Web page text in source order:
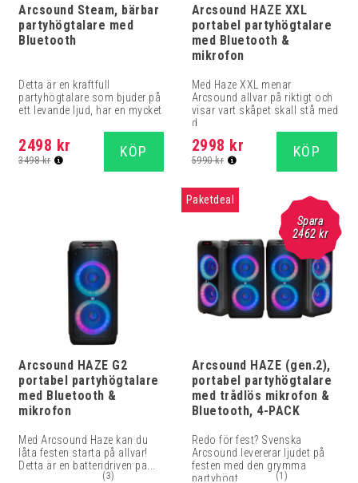
Arcsound Steam, bärbar
partyhögtalare med
Bluetooth
Detta är en kraftfull
partyhögtalare som bjuder på
ett levande ljud, har en mycket
2498 kr
3498 kr
KÖP
Arcsound HAZE XXL
portabel partyhögtalare
med Bluetooth &
mikrofon
Med Haze XXL menar
Arcsound allvar på riktigt och
visar vart skåpet skall stå med
d...
2998 kr
5990 kr
KÖP
Arcsound HAZE G2
portabel partyhögtalare
med Bluetooth &
mikrofon
Med Arcsound Haze kan du
låta festen starta på allvar!
Detta är en batteridriven pa...
(3)
Spara
2462 kr
Paketdeal
Arcsound HAZE (gen.2),
portabel partyhögtalare
med trådlös mikrofon &
Bluetooth, 4-PACK
Redo för fest? Svenska
Arcsound levererar ljudet på
festen med den grymma
partyhögt...
(1)